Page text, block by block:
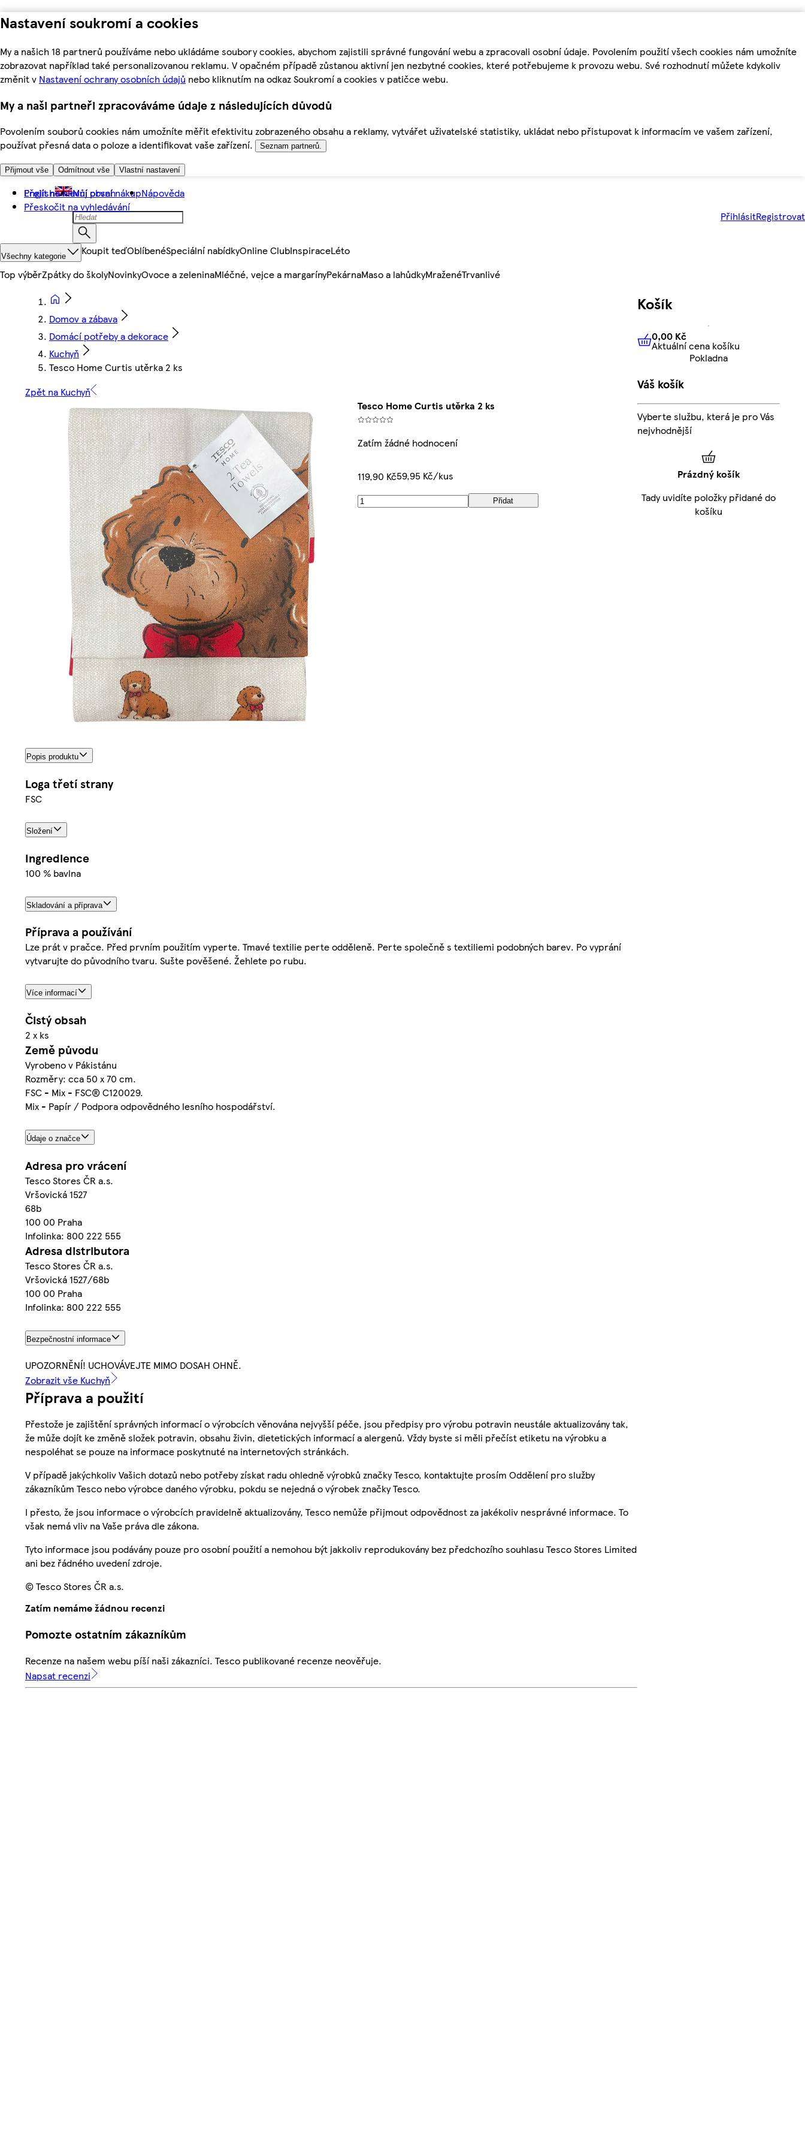
Nastavení soukromí a cookies
My a našich 18 partnerů používáme nebo ukládáme soubory cookies, abychom zajistili správné fungování webu a zpracovali osobní údaje. Povolením použití všech cookies nám umožníte
zobrazovat například také personalizovanou reklamu. V opačném případě zůstanou aktivní jen nezbytné cookies, které potřebujeme k provozu webu. Své rozhodnutí můžete kdykoliv
změnit v Nastavení ochrany osobních údajů nebo kliknutím na odkaz Soukromí a cookies v patičce webu.
My a naši partneři zpracováváme údaje z následujících důvodů
Povolením souborů cookies nám umožníte měřit efektivitu zobrazeného obsahu a reklamy, vytvářet uživatelské statistiky, ukládat nebo přistupovat k informacím ve vašem zařízení,
používat přesná data o poloze a identifikovat vaše zařízení.
Seznam partnerů.
Přijmout vše Odmítnout vše Vlastní nastavení
Přejít na hlavní obsah
Přeskočit na vyhledávání
English Můj první nákupNápověda
PřihlásitRegistrovat
Všechny kategorie Koupit teďOblíbenéSpeciální nabídkyOnline ClubInspiraceLéto
Top výběrZpátky do školyNovinkyOvoce a zeleninaMléčné, vejce a margarínyPekárnaMaso a lahůdkyMraženéTrvanlivé
Domov a zábava
Domácí potřeby a dekorace
Kuchyň
Tesco Home Curtis utěrka 2 ks
Zpět na Kuchyň
Tesco Home Curtis utěrka 2 ks
Zatím žádné hodnocení
119,90 Kč59,95 Kč/kus
Přidat
Popis produktu
Loga třetí strany
FSC
Složení
Ingredience
100 % bavlna
Skladování a příprava
Příprava a používání
Lze prát v pračce. Před prvním použitím vyperte. Tmavé textilie perte odděleně. Perte společně s textiliemi podobných barev. Po vyprání
vytvarujte do původního tvaru. Sušte pověšené. Žehlete po rubu.
Více informací
Čistý obsah
2 x ks
Země původu
Vyrobeno v Pákistánu
Rozměry: cca 50 x 70 cm.
FSC - Mix - FSC® C120029.
Mix - Papír / Podpora odpovědného lesního hospodářství.
Údaje o značce
Adresa pro vrácení
Tesco Stores ČR a.s.
Vršovická 1527
68b
100 00 Praha
Infolinka: 800 222 555
Adresa distributora
Tesco Stores ČR a.s.
Vršovická 1527/68b
100 00 Praha
Infolinka: 800 222 555
Bezpečnostní informace
UPOZORNĚNÍ! UCHOVÁVEJTE MIMO DOSAH OHNĚ.
Zobrazit vše Kuchyň
Příprava a použití
Přestože je zajištění správných informací o výrobcích věnována nejvyšší péče, jsou předpisy pro výrobu potravin neustále aktualizovány tak,
že může dojít ke změně složek potravin, obsahu živin, dietetických informací a alergenů. Vždy byste si měli přečíst etiketu na výrobku a
nespoléhat se pouze na informace poskytnuté na internetových stránkách.
V případě jakýchkoliv Vašich dotazů nebo potřeby získat radu ohledně výrobků značky Tesco, kontaktujte prosím Oddělení pro služby
zákazníkům Tesco nebo výrobce daného výrobku, pokdu se nejedná o výrobek značky Tesco.
I přesto, že jsou informace o výrobcích pravidelně aktualizovány, Tesco nemůže přijmout odpovědnost za jakékoliv nesprávné informace. To
však nemá vliv na Vaše práva dle zákona.
Tyto informace jsou podávány pouze pro osobní použití a nemohou být jakkoliv reprodukovány bez předchozího souhlasu Tesco Stores Limited
ani bez řádného uvedení zdroje.
© Tesco Stores ČR a.s.
Zatím nemáme žádnou recenzi
Pomozte ostatním zákazníkům
Recenze na našem webu píší naši zákazníci. Tesco publikované recenze neověřuje.
Napsat recenzi
Košík
0,00 KčAktuální cena košíku
0,00 Kč
Aktuální cena košíku
Pokladna
Váš košík
Vyberte službu, která je pro Vás
nejvhodnější
Prázdný košík
Tady uvidíte položky přidané do
košíku